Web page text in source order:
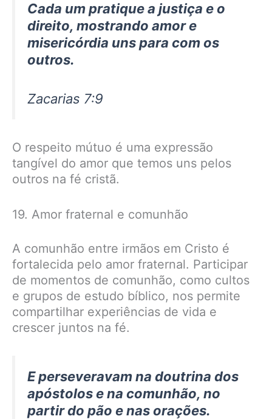
Cada um pratique a justiça e o
direito, mostrando amor e
misericórdia uns para com os
outros.
Zacarias 7:9
O respeito mútuo é uma expressão
tangível do amor que temos uns pelos
outros na fé cristã.
19. Amor fraternal e comunhão
A comunhão entre irmãos em Cristo é
fortalecida pelo amor fraternal. Participar
de momentos de comunhão, como cultos
e grupos de estudo bíblico, nos permite
compartilhar experiências de vida e
crescer juntos na fé.
E perseveravam na doutrina dos
apóstolos e na comunhão, no
partir do pão e nas orações.